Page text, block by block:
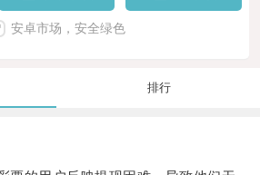
安卓市场，安全绿色
排行